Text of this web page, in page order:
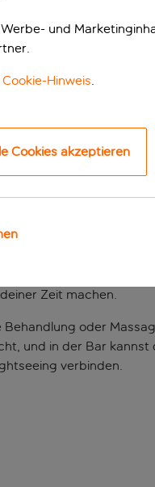
Möglichkeit, dich zu
Spaziergang von
Zeit machen.
oder
und in der Bar
verbinden.
und
Hinweis
Cookies akzeptieren